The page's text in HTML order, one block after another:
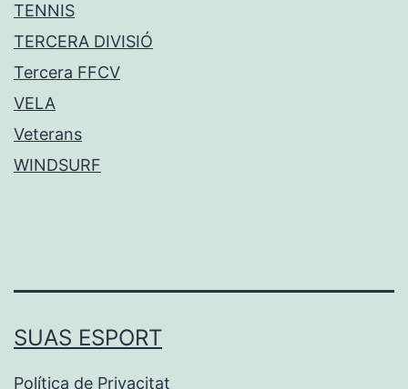
TENNIS
TERCERA DIVISIÓ
Tercera FFCV
VELA
Veterans
WINDSURF
SUAS ESPORT
Política de Privacitat